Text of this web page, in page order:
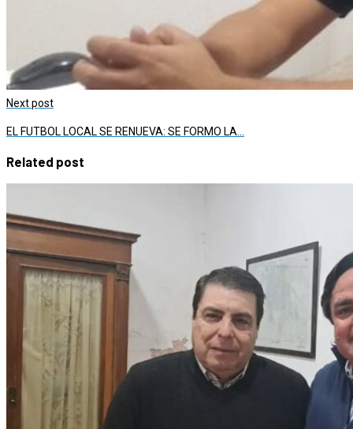
Next post
EL FUTBOL LOCAL SE RENUEVA: SE FORMO LA…
Related post